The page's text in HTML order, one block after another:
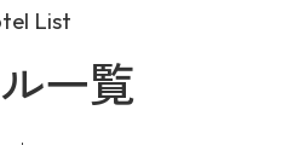
List
一覧